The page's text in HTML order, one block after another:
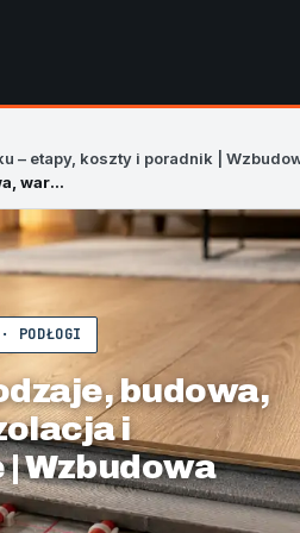
– etapy, koszty i poradnik |
Podłogi – rodzaje, budowa, warstwy, izolacja i wykonanie | Wzbudowa
PODŁOGI
budowa,
i
Wzbudowa